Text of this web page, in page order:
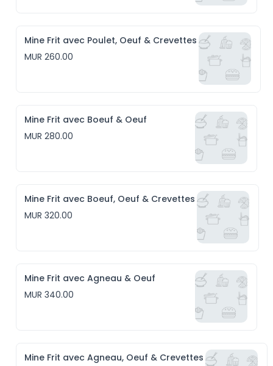
Mine Frit avec Poulet, Oeuf & Crevettes
MUR 260.00
Mine Frit avec Boeuf & Oeuf
MUR 280.00
Mine Frit avec Boeuf, Oeuf & Crevettes
MUR 320.00
Mine Frit avec Agneau & Oeuf
MUR 340.00
Mine Frit avec Agneau, Oeuf & Crevettes